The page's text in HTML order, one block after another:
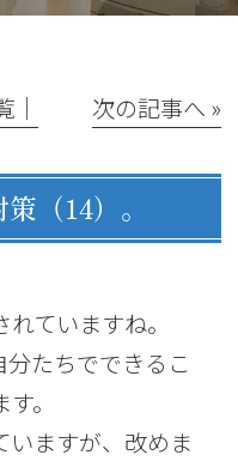
│ 次の記事へ »
（14）。
ていますね。
分たちでできるこ
。
いますが、改めま